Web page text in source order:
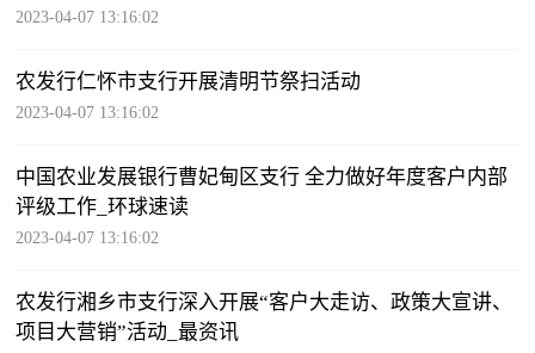
2023-04-07 13:16:02
农发行仁怀市支行开展清明节祭扫活动
2023-04-07 13:16:02
中国农业发展银行曹妃甸区支行 全力做好年度客户内部
评级工作_环球速读
2023-04-07 13:16:02
农发行湘乡市支行深入开展“客户大走访、政策大宣讲、
项目大营销”活动_最资讯